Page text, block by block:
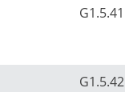
G1.5.41
G1.5.42